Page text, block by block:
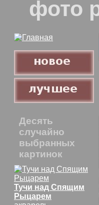
фото
Десять
случайно
выбранных
картинок
Тучи над Спящим
Рыцарем